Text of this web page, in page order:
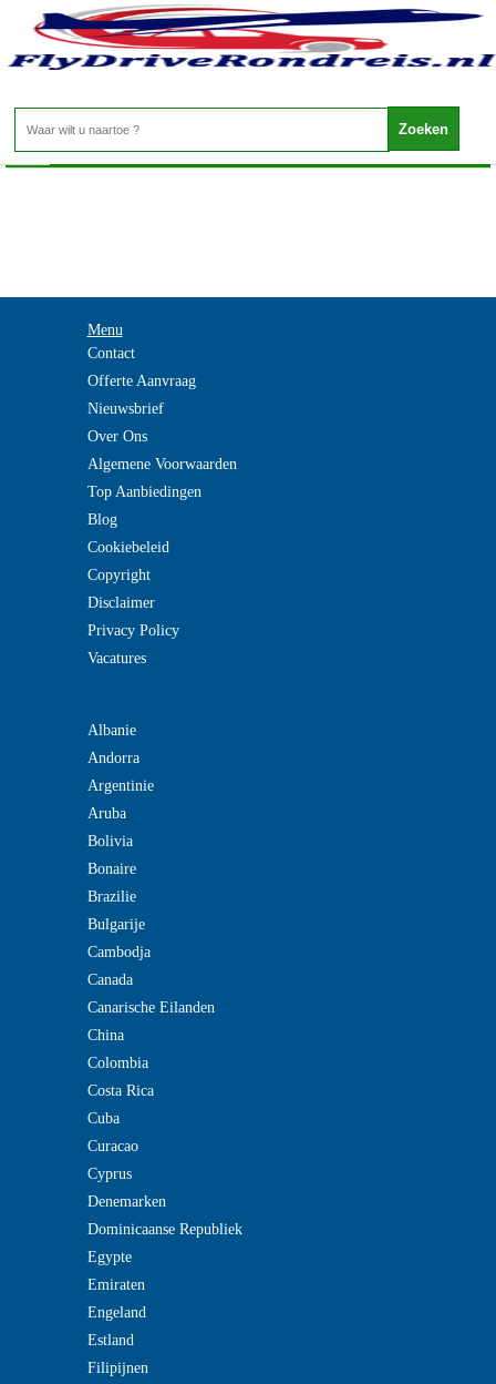
Ierland - MAYO
Home>
Menu
Contact
Offerte Aanvraag
Nieuwsbrief
Over Ons
Algemene Voorwaarden
Top Aanbiedingen
Blog
Cookiebeleid
Copyright
Disclaimer
Privacy Policy
Vacatures
Albanie
Andorra
Argentinie
Aruba
Bolivia
Bonaire
Brazilie
Bulgarije
Cambodja
Canada
Canarische Eilanden
China
Colombia
Costa Rica
Cuba
Curacao
Cyprus
Denemarken
Dominicaanse Republiek
Egypte
Emiraten
Engeland
Estland
Filipijnen